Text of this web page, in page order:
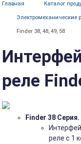
Главная Каталог
Электромеханические
Finder 38, 48, 49, 58
реле
Finder 38
реле с 1